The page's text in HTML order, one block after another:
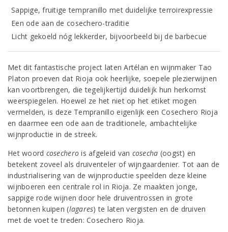
Sappige, fruitige tempranillo met duidelijke terroirexpressie
Een ode aan de cosechero-traditie
Licht gekoeld nóg lekkerder, bijvoorbeeld bij de barbecue
Met dit fantastische project laten Artélan en wijnmaker Tao
Platon proeven dat Rioja ook heerlijke, soepele plezierwijnen
kan voortbrengen, die tegelijkertijd duidelijk hun herkomst
weerspiegelen. Hoewel ze het niet op het etiket mogen
vermelden, is deze Tempranillo eigenlijk een Cosechero Rioja
en daarmee een ode aan de traditionele, ambachtelijke
wijnproductie in de streek.
Het woord cosechero is afgeleid van cosecha (oogst) en
betekent zoveel als druiventeler of wijngaardenier. Tot aan de
industrialisering van de wijnproductie speelden deze kleine
wijnboeren een centrale rol in Rioja. Ze maakten jonge,
sappige rode wijnen door hele druiventrossen in grote
betonnen kuipen (lagares) te laten vergisten en de druiven
met de voet te treden: Cosechero Rioja.